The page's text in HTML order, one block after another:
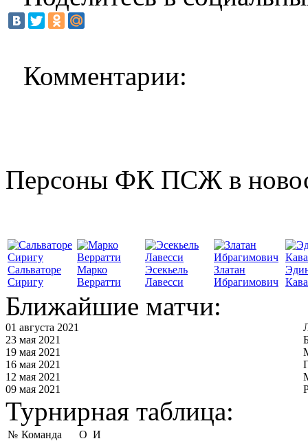
Комментарии:
Персоны ФК ПСЖ в
Сальваторе
Сиригу
Марко
Верратти
Эсекьель
Лавесси
Златан
Ибрагимович
Ближайшие матчи:
01 августа 2021
23 мая 2021
19 мая 2021
16 мая 2021
12 мая 2021
09 мая 2021
Турнирная таблица:
№ Команда О И